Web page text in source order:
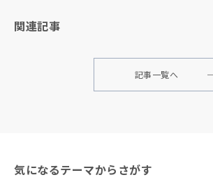
関連記事
記事一覧へ
気になるテーマからさがす